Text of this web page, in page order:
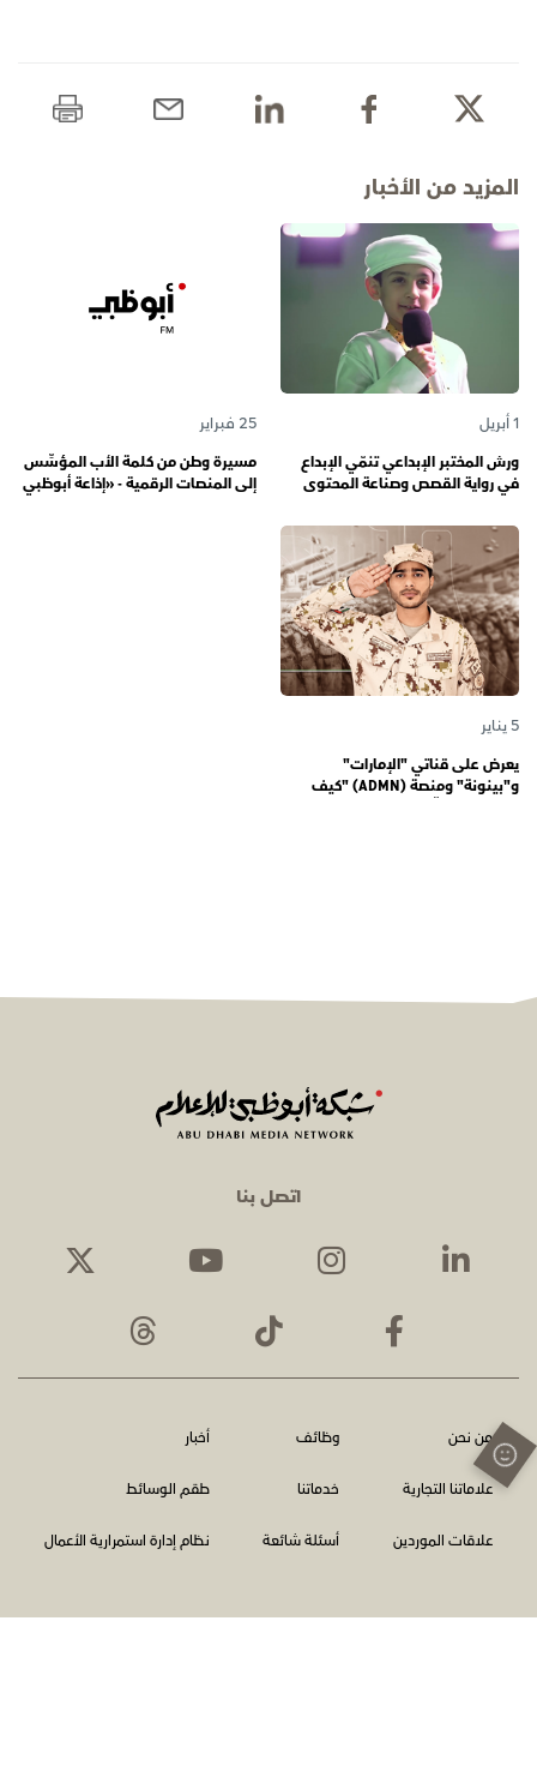
المزيد من الأخبار
1 أبريل
ورش المختبر الإبداعي تنمّي الإبداع
في رواية القصص وصناعة المحتوى
الصغار
25 فبراير
مسيرة وطن من كلمة الأب المؤسِّس
إلى المنصات الرقمية - «إذاعة أبوظبي
5 يناير
يعرض على قناتي "الإمارات"
و"بينونة" ومنصة (ADMN) "كيف
اتصل بنا
من نحن وظائف أخبار
علاماتنا التجارية خدماتنا طقم الوسائط
علاقات الموردين أسئلة شائعة نظام إدارة استمرارية الأعمال